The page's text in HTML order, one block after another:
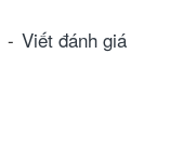
- Viết đánh giá